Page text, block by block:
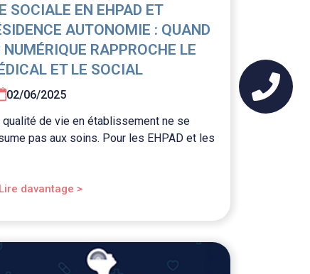
SOCIALE EN EHPAD ET
AUTONOMIE : QUAND
NUMÉRIQUE RAPPROCHE LE
ET LE SOCIAL
02/06/2025
qualité de vie en établissement ne se
pas aux soins. Pour les EHPAD et les
Lire davantage >